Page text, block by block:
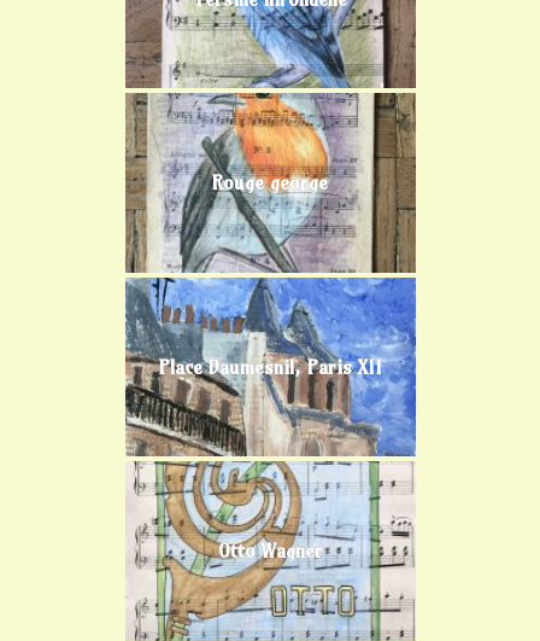
Rouge george
Place Daumesnil, Paris XII
Otto Wagner